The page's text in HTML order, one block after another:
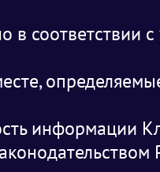
в соответствии
информации